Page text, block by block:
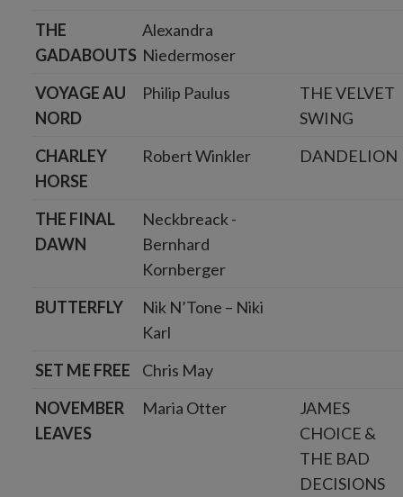
THE
GADABOUTS
Alexandra
Niedermoser
VOYAGE AU
NORD
Philip Paulus
THE VELVET
SWING
CHARLEY
HORSE
Robert Winkler DANDELION
THE FINAL
DAWN
Neckbreack -
Bernhard
Kornberger
BUTTERFLY
Nik N’Tone – Niki
Karl
SET ME FREE
Chris May
NOVEMBER
LEAVES
Maria Otter
JAMES
CHOICE &
THE BAD
DECISIONS